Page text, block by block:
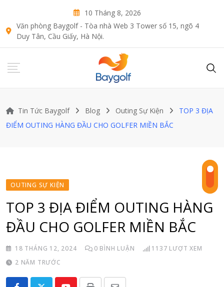
content
10 Tháng 8, 2026
Văn phòng Baygolf - Tòa nhà Web 3 Tower số 15, ngõ 4
Duy Tân, Cầu Giấy, Hà Nội.
Tin Tức Baygolf Blog Outing Sự Kiện
TOP 3 ĐỊA
ĐIỂM OUTING HÀNG ĐẦU CHO GOLFER MIỀN BẮC
OUTING SỰ KIỆN
TOP 3 ĐỊA ĐIỂM OUTING HÀNG
ĐẦU CHO GOLFER MIỀN BẮC
18 THÁNG 12, 2024 0 BÌNH LUẬN 1137 LƯỢT XEM
2 NĂM TRƯỚC